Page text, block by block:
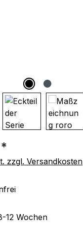
zzgl. Versandkosten
12 Wochen